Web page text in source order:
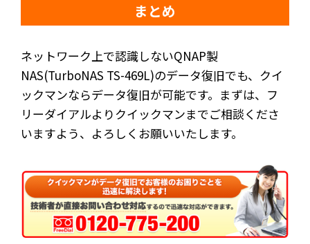
まとめ
ネットワーク上で認識しないQNAP製
NAS(TurboNAS TS-469L)のデータ復旧でも、クイ
ックマンならデータ復旧が可能です。まずは、フ
リーダイアルよりクイックマンまでご相談くださ
いますよう、よろしくお願いいたします。